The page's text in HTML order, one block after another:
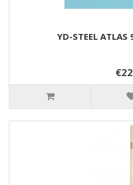
YD-STEEL ATLAS